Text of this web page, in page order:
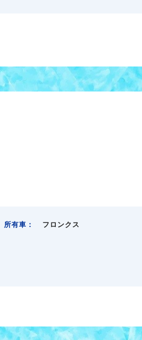
所有車： フロンクス